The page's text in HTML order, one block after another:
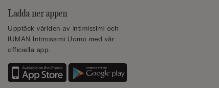
Ladda ner appen
Upptäck världen av Intimissimi och
IUMAN Intimissimi Uomo med vår
officiella app.